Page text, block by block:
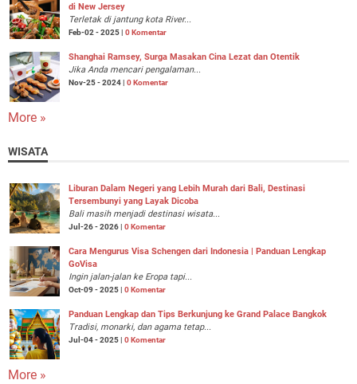
di New Jersey
Terletak di jantung kota River...
Feb-02 - 2025 | 0 Komentar
Shanghai Ramsey, Surga Masakan Cina Lezat dan Otentik
Jika Anda mencari pengalaman...
Nov-25 - 2024 | 0 Komentar
More »
WISATA
Liburan Dalam Negeri yang Lebih Murah dari Bali, Destinasi
Tersembunyi yang Layak Dicoba
Bali masih menjadi destinasi wisata...
Jul-26 - 2026 | 0 Komentar
Cara Mengurus Visa Schengen dari Indonesia | Panduan Lengkap
GoVisa
Ingin jalan-jalan ke Eropa tapi...
Oct-09 - 2025 | 0 Komentar
Panduan Lengkap dan Tips Berkunjung ke Grand Palace Bangkok
Tradisi, monarki, dan agama tetap...
Jul-04 - 2025 | 0 Komentar
More »